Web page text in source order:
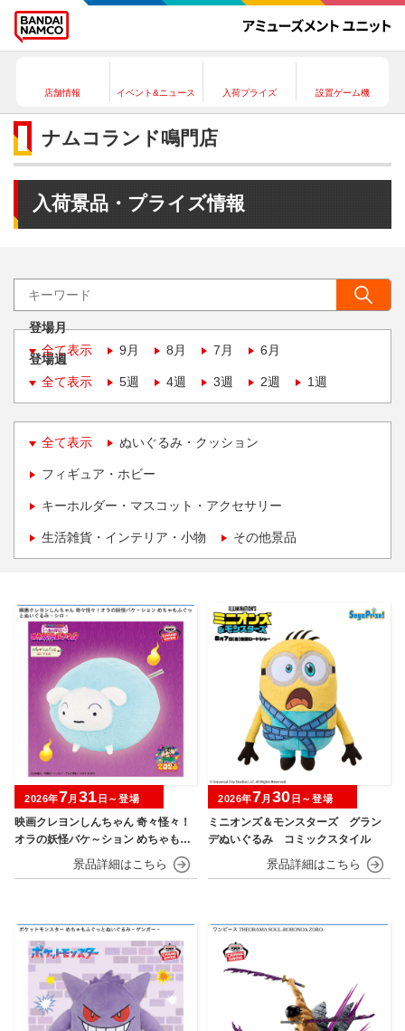
店舗情報 イベント&ニュース 入荷プライズ 設置ゲーム機
ナムコランド鳴門店
入荷景品・プライズ情報
登場月
全て表示
9月 8月 7月 6月
登場週
全て表示
5週 4週 3週 2週 1週
全て表示 ぬいぐるみ・クッション
フィギュア・ホビー
キーホルダー・マスコット・アクセサリー
生活雑貨・インテリア・小物 その他景品
映画クレヨンしんちゃん 奇々怪々！
オラの妖怪バケ～ション めちゃもふ
ぐっとぬいぐるみ シロ
2026年7月 31 日～登場
ミニオンズ＆モンスターズ グラン
デぬいぐるみ コミックスタイル
2026年7月 30 日～登場